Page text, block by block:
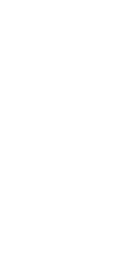
の不整備や不使
不具合について、
第8条（免責事
本サービスに
任においてご
様による本サ
果の実感の有